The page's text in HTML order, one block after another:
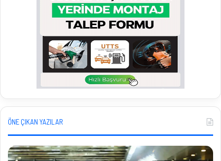
ÖNE ÇIKAN YAZILAR
Konut